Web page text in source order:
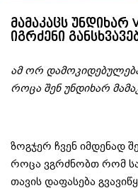
მამაკაცს უნდიხარ
იგრძენი
ამ ორ
როცა შენ უნდიხარ
ზოგჯერ ჩვენ იმდენად
როცა ვგრძნობთ რომ
თავის დაფასება